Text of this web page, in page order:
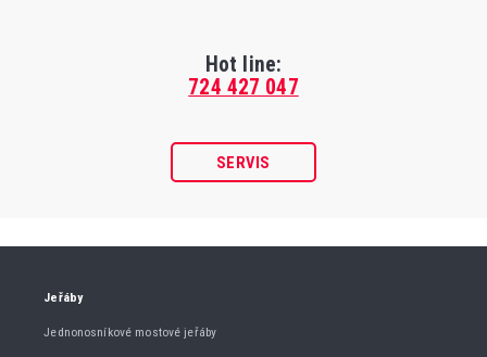
Hot line:
724 427 047
SERVIS
Jeřáby
Jednonosníkové mostové jeřáby